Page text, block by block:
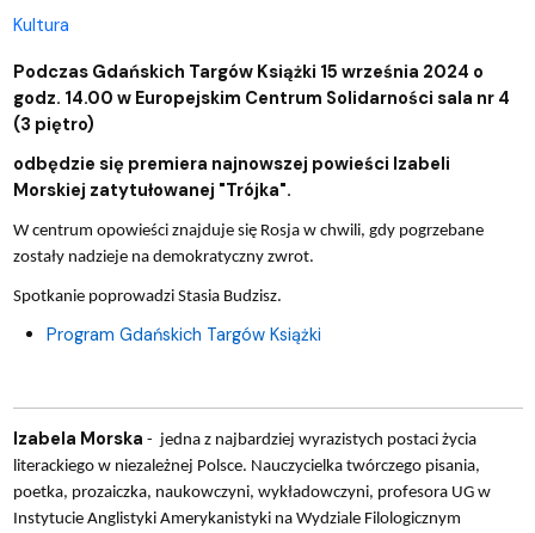
Kultura
Podczas Gdańskich Targów Książki 15 września 2024 o
godz. 14.00 w Europejskim Centrum Solidarności sala nr 4
(3 piętro)
odbędzie się premiera najnowszej powieści Izabeli
Morskiej zatytułowanej "Trójka".
W centrum opowieści znajduje się Rosja w chwili, gdy pogrzebane
zostały nadzieje na demokratyczny zwrot.
Spotkanie poprowadzi Stasia Budzisz.
Program Gdańskich Targów Książki
Izabela Morska - jedna z najbardziej wyrazistych postaci życia
literackiego w niezależnej Polsce. Nauczycielka twórczego pisania,
poetka, prozaiczka, naukowczyni, wykładowczyni, profesora UG w
Instytucie Anglistyki Amerykanistyki na Wydziale Filologicznym